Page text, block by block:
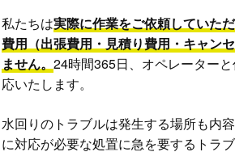
私たちは実際に作業をご依頼していた
費用（出張費用・見積り費用・キャン
ません。24時間365日、オペレーター
応いたします。
水回りのトラブルは発生する場所も内
に対応が必要な処置に急を要するトラ